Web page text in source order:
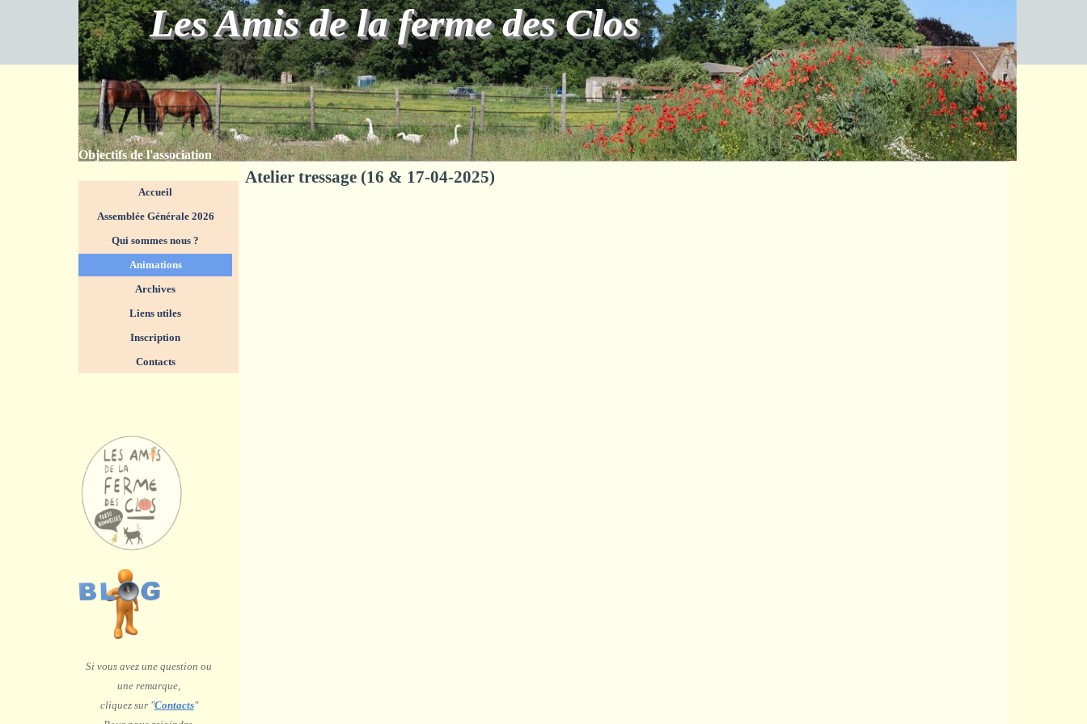
Aller au contenu Les Amis de la ferme des Clos
Objectifs de l'association
Si vous avez une question ou
une remarque,
cliquez sur "Contacts"
Sauter le menu
Accueil
Assemblée Générale 2026
Qui sommes nous ?
Animations
Archives
Liens utiles
Inscription
Contacts
Atelier tressage (16 & 17-04-2025)